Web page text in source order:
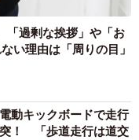
「過剰な挨拶」や「お
い理由は「周りの目」
動キックボードで走行
！ 「歩道走行は道交